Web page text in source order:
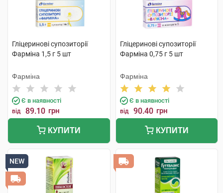
Гліцеринові супозиторії
Фарміна 1,5 г 5 шт
Фарміна
Є в наявності
від 89.10 грн
КУПИТИ
Гліцеринові супозиторії
Фарміна 0,75 г 5 шт
Фарміна
Є в наявності
від 90.40 грн
КУПИТИ
NEW